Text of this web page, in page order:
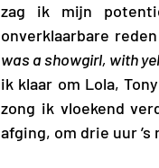
zag ik mijn
onverklaarbare
was a showgirl, with
ik klaar om Lola,
zong ik vloekend
afging, om drie uur ’s